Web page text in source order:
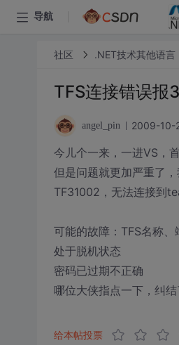
导航
社区 .NET技术其他语言
TFS连接错误报
angel_pin 2009-10-
今儿个一来，一进VS，
但是问题就更加严重了
TF31002，无法连接到
可能的故障：TFS名称
处于脱机状态
密码已过期不正确
哪位大侠指点一下，纠
给本帖投票